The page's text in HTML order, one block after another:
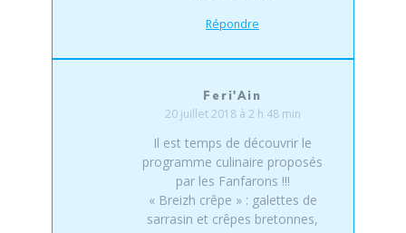
Répondre
Feri'Ain
20 juillet 2018 à 2 h 48 min
Il est temps de découvrir le
programme culinaire proposés
par les Fanfarons !!!
« Breizh crêpe » : galettes de
sarrasin et crêpes bretonnes,